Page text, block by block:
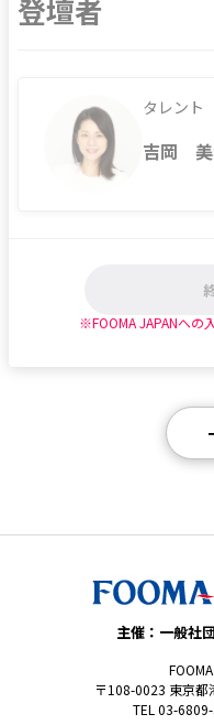
登壇者
タレント
吉岡 美
※FOOMA JAPANへの
主催：一般社
〒108-0023 東京
TEL 03-